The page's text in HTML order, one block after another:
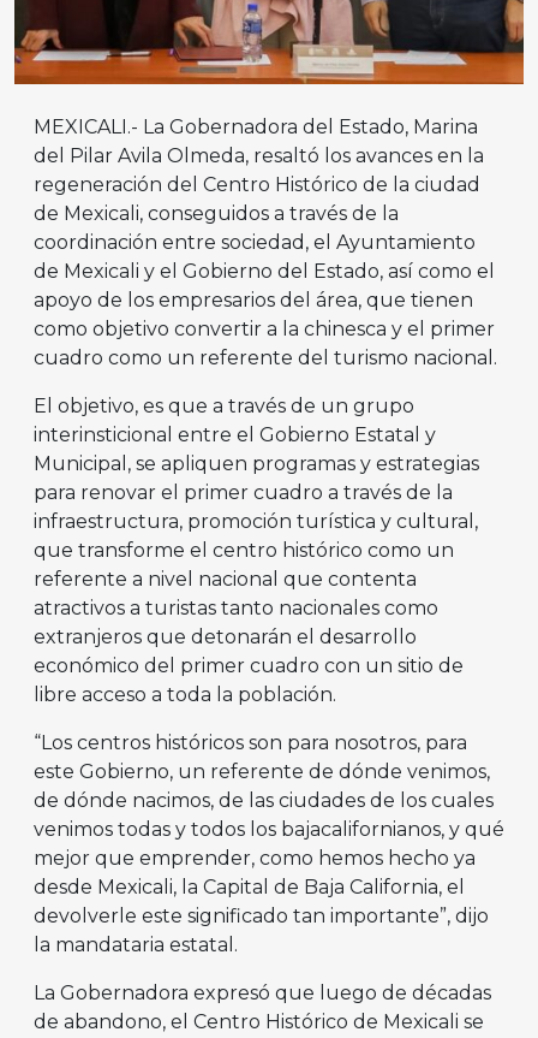
MEXICALI.- La Gobernadora del Estado, Marina
del Pilar Avila Olmeda, resaltó los avances en la
regeneración del Centro Histórico de la ciudad
de Mexicali, conseguidos a través de la
coordinación entre sociedad, el Ayuntamiento
de Mexicali y el Gobierno del Estado, así como el
apoyo de los empresarios del área, que tienen
como objetivo convertir a la chinesca y el primer
cuadro como un referente del turismo nacional.
El objetivo, es que a través de un grupo
interinsticional entre el Gobierno Estatal y
Municipal, se apliquen programas y estrategias
para renovar el primer cuadro a través de la
infraestructura, promoción turística y cultural,
que transforme el centro histórico como un
referente a nivel nacional que contenta
atractivos a turistas tanto nacionales como
extranjeros que detonarán el desarrollo
económico del primer cuadro con un sitio de
libre acceso a toda la población.
“Los centros históricos son para nosotros, para
este Gobierno, un referente de dónde venimos,
de dónde nacimos, de las ciudades de los cuales
venimos todas y todos los bajacalifornianos, y qué
mejor que emprender, como hemos hecho ya
desde Mexicali, la Capital de Baja California, el
devolverle este significado tan importante”, dijo
la mandataria estatal.
La Gobernadora expresó que luego de décadas
de abandono, el Centro Histórico de Mexicali se